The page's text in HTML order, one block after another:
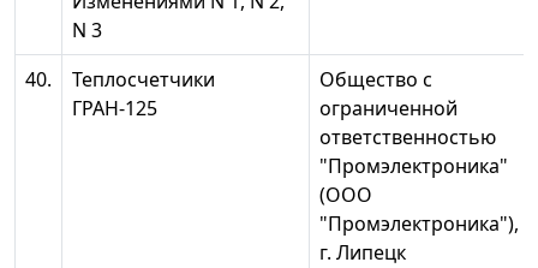
N 3
40.
Теплосчетчики
ГРАН-125
Общество с
ограниченной
ответственностью
"Промэлектроника"
(ООО
"Промэлектроника"),
г. Липецк